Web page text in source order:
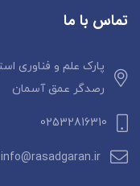
تماس با ما
پارک علم و فناوری
رصدگر عمق آسمان
02532816310
info@rasadgaran.ir